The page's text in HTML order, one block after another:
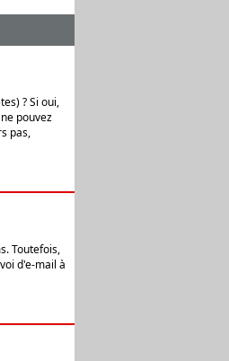
? Si oui,
pouvez
pas,
Toutefois,
d'e-mail à